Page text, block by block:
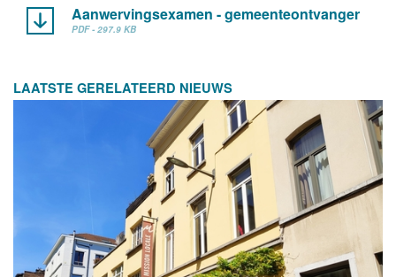
Aanwervingsexamen - gemeenteontvanger
PDF - 297.9 KB
LAATSTE GERELATEERD NIEUWS